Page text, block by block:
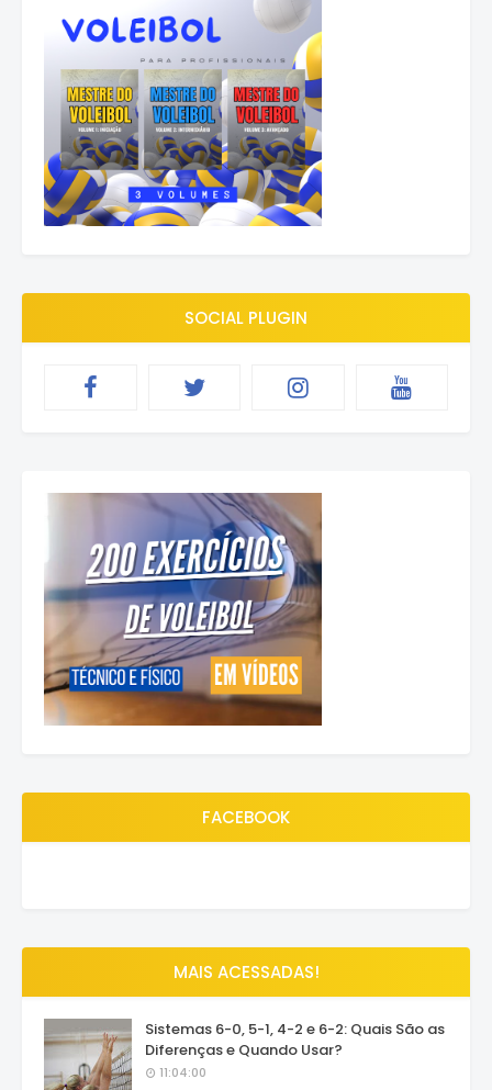
SOCIAL PLUGIN
FACEBOOK
MAIS ACESSADAS!
Sistemas 6-0, 5-1, 4-2 e 6-2: Quais São as
Diferenças e Quando Usar?
11:04:00